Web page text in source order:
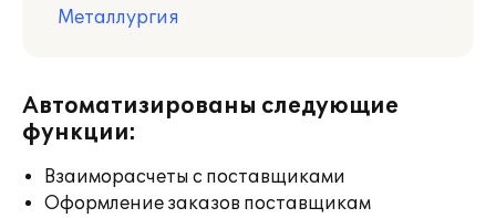
Металлургия
Автоматизированы следующие
функции:
Взаиморасчеты с поставщиками
Оформление заказов поставщикам